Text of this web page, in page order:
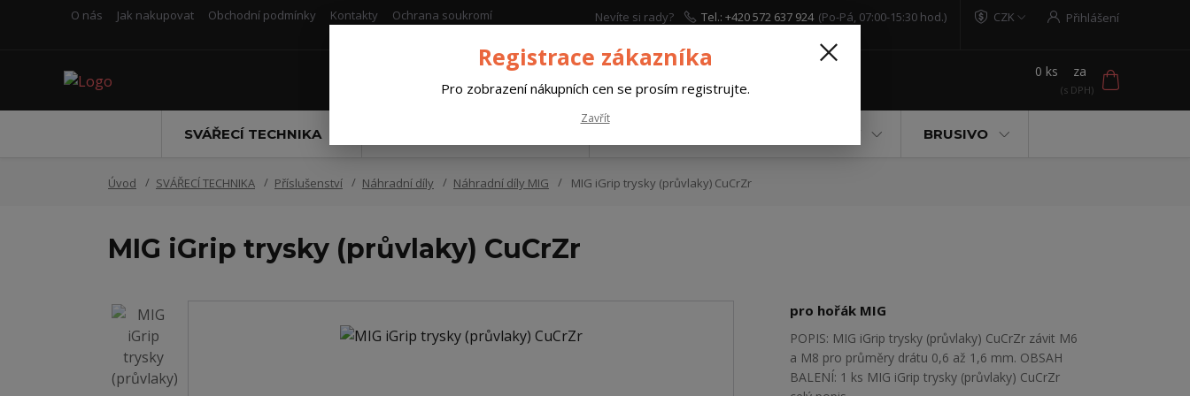
O nás Jak nakupovat Obchodní podmínky Kontakty Ochrana soukromí CZK Přihlášení
Nevíte si rady?
Tel.: +420 572 637 924 (Po-Pá, 07:00-15:30 hod.)
0 ks za
SVÁŘECÍ TECHNIKA BRUSIVO
Úvod SVÁŘECÍ TECHNIKA Příslušenství Náhradní díly Náhradní díly MIG MIG iGrip trysky (průvlaky) CuCrZr
MIG iGrip trysky (průvlaky) CuCrZr
pro hořák MIG
POPIS: MIG iGrip trysky (průvlaky) CuCrZr závit M6
a M8 pro průměry drátu 0,6 až 1,6 mm. OBSAH
BALENÍ: 1 ks MIG iGrip trysky (průvlaky) CuCrZr
Registrace zákazníka
Pro zobrazení nákupních cen se prosím registrujte.
Zavřít